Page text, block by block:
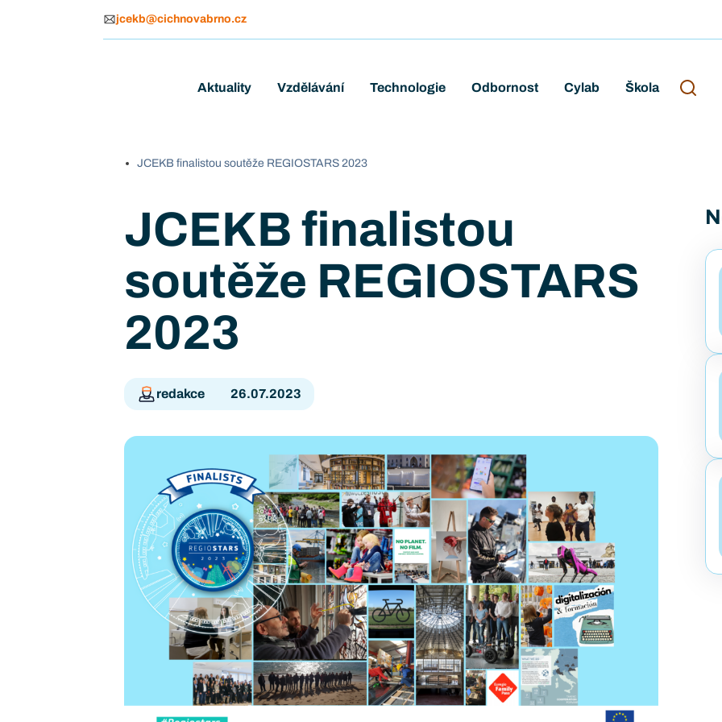
jcekb@cichnovabrno.cz
Aktuality Vzdělávání Technologie Odbornost Cylab Škola
JCEKB finalistou soutěže REGIOSTARS 2023
JCEKB finalistou
soutěže REGIOSTARS
2023
redakce 26.07.2023